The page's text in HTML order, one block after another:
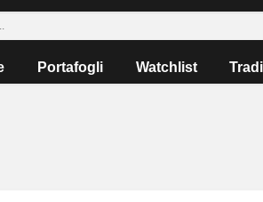
Portafogli Watchlist